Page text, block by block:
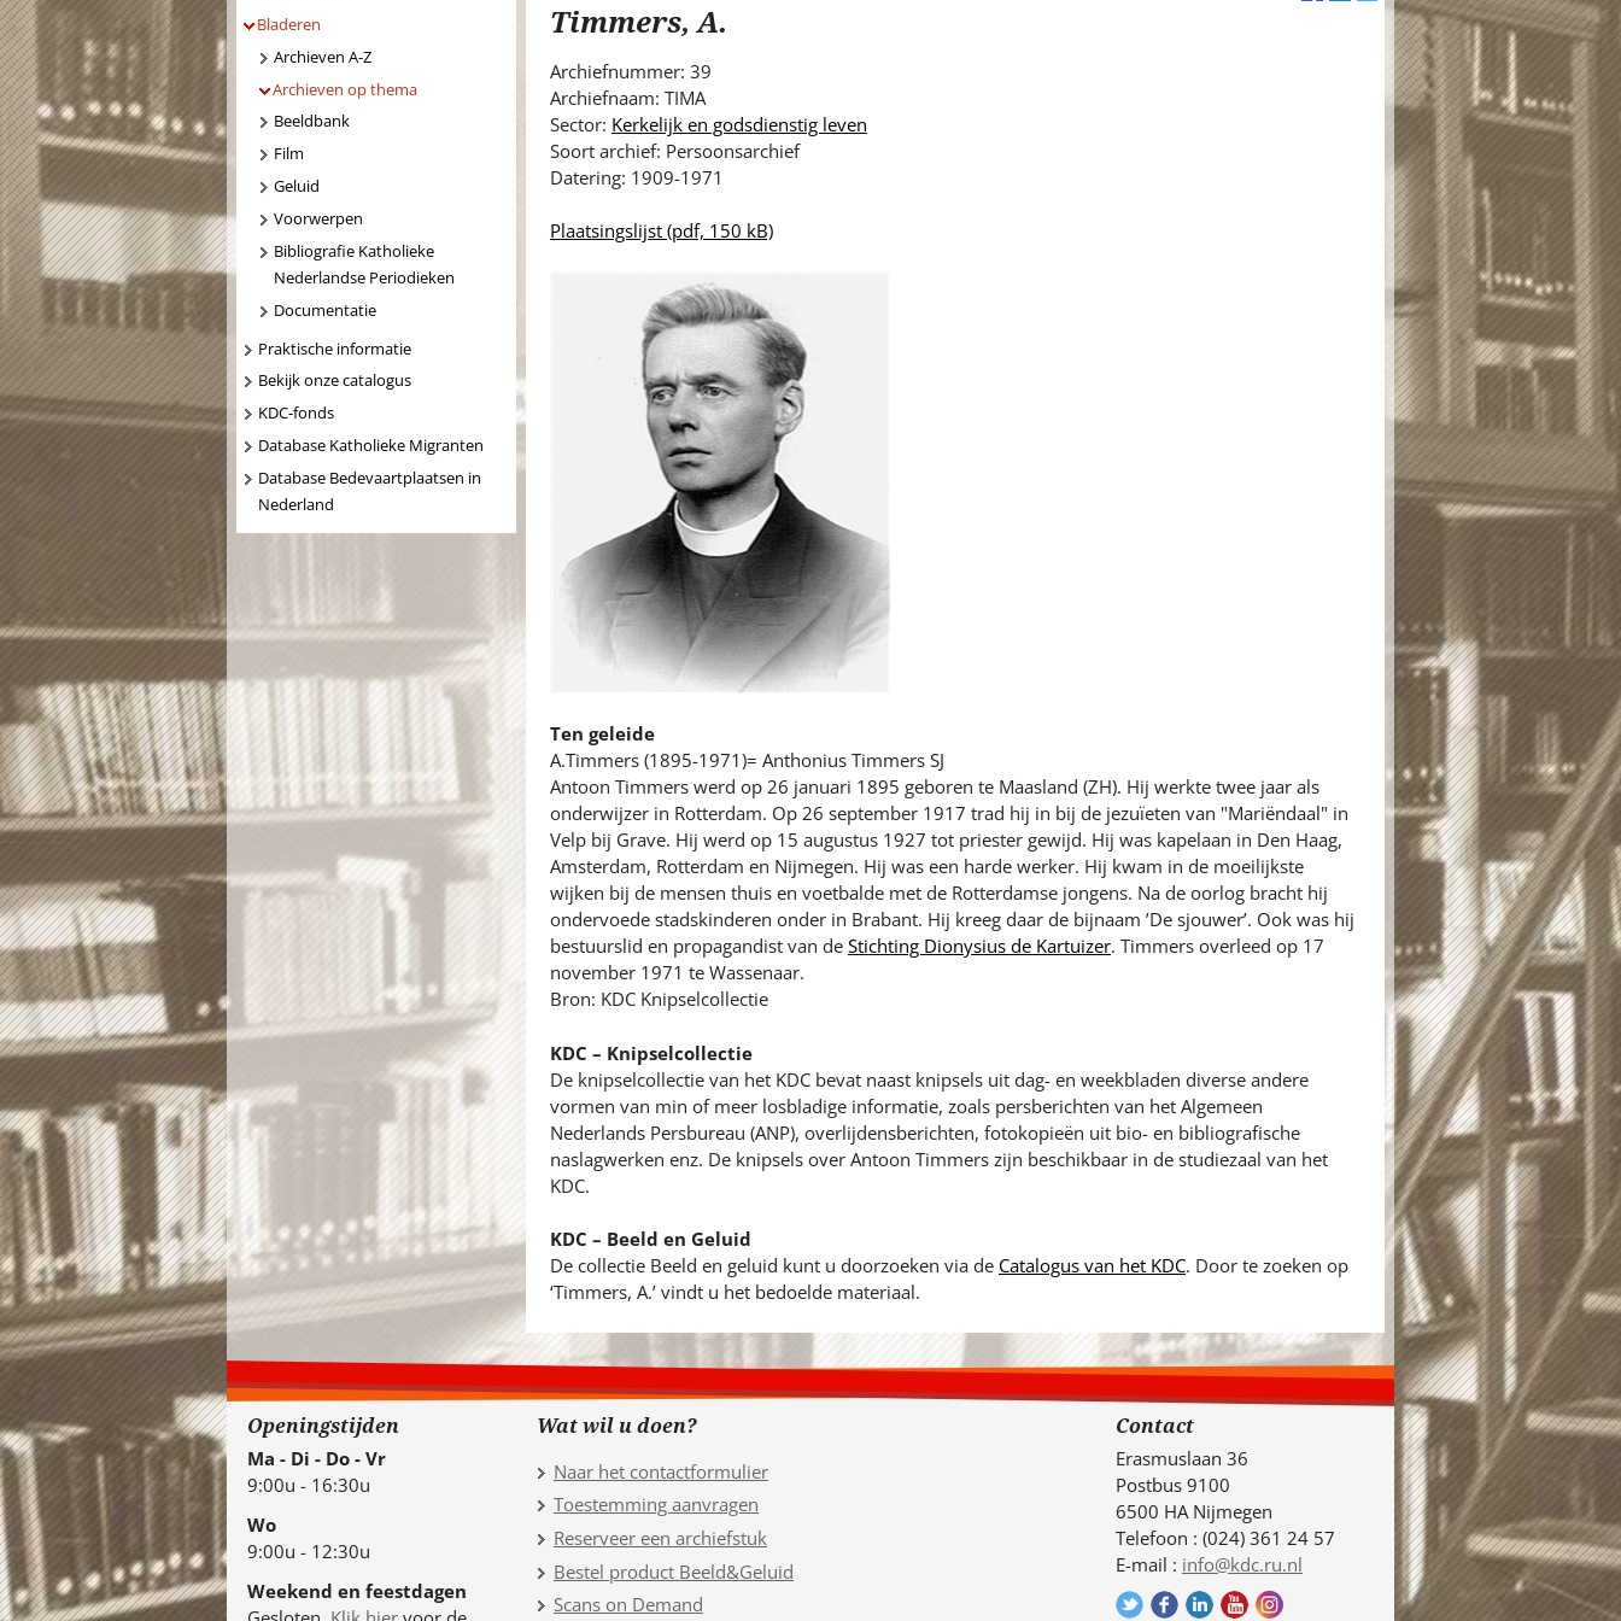
.
Timmers, A.
Archiefnummer: 39
Archiefnaam: TIMA
Sector: Kerkelijk en godsdienstig leven
Soort archief: Persoonsarchief
Datering: 1909-1971
Plaatsingslijst(pdf, 150 kB)
Ten geleide
A.Timmers (1895-1971)= Anthonius Timmers SJ
Antoon Timmers werd op 26 januari 1895 geboren te Maasland (ZH). Hij werkte twee jaar als
onderwijzer in Rotterdam. Op 26 september 1917 trad hij in bij de jezuïeten van "Mariëndaal" in
Velp bij Grave. Hij werd op 15 augustus 1927 tot priester gewijd. Hij was kapelaan in Den Haag,
Amsterdam, Rotterdam en Nijmegen. Hij was een harde werker. Hij kwam in de moeilijkste
wijken bij de mensen thuis en voetbalde met de Rotterdamse jongens. Na de oorlog bracht hij
ondervoede stadskinderen onder in Brabant. Hij kreeg daar de bijnaam ’De sjouwer’. Ook was hij
bestuurslid en propagandist van de Stichting Dionysius de Kartuizer. Timmers overleed op 17
november 1971 te Wassenaar.
Bron: KDC Knipselcollectie
KDC – Knipselcollectie
De knipselcollectie van het KDC bevat naast knipsels uit dag- en weekbladen diverse andere
vormen van min of meer losbladige informatie, zoals persberichten van het Algemeen
Nederlands Persbureau (ANP), overlijdensberichten, fotokopieën uit bio- en bibliografische
naslagwerken enz. De knipsels over Antoon Timmers zijn beschikbaar in de studiezaal van het
KDC.
KDC – Beeld en Geluid
De collectie Beeld en geluid kunt u doorzoeken via de Catalogus van het KDC. Door te zoeken op
‘Timmers, A.’ vindt u het bedoelde materiaal.
Bladeren
Archieven A-Z
Archieven op thema
Beeldbank
Film
Geluid
Voorwerpen
Bibliografie Katholieke
Nederlandse Periodieken
Documentatie
Praktische informatie
Bekijk onze catalogus
KDC-fonds
Database Katholieke Migranten
Database Bedevaartplaatsen in
Nederland
Openingstijden
Ma - Di - Do - Vr
9:00u - 16:30u
Wo
9:00u - 12:30u
Weekend en feestdagen
Wat wil u doen?
Naar het contactformulier
Toestemming aanvragen
Reserveer een archiefstuk
Bestel product Beeld&Geluid
Scans on Demand
Contact
Erasmuslaan 36
Postbus 9100
6500 HA Nijmegen
Telefoon : (024) 361 24 57
E-mail : info@kdc.ru.nl